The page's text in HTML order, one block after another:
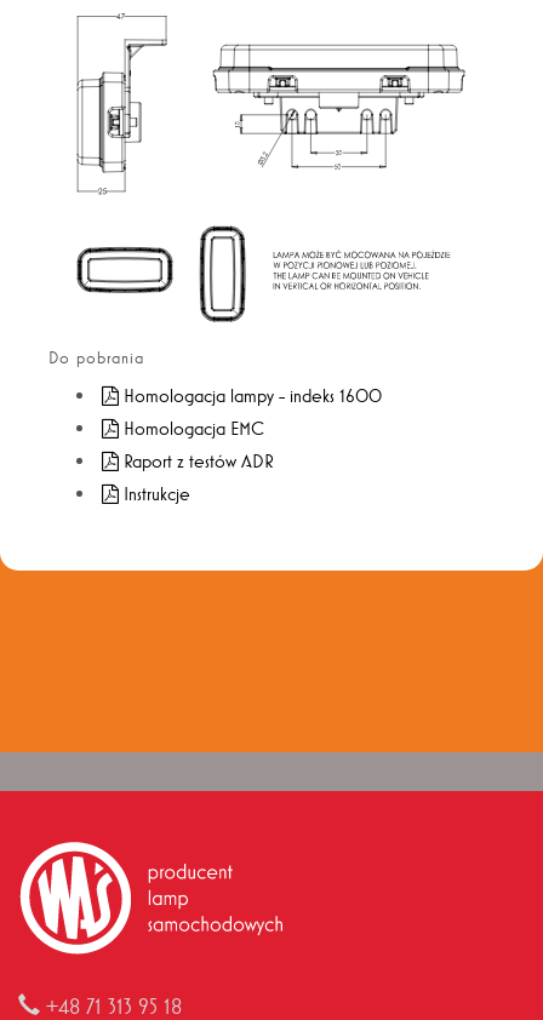
Do pobrania
Homologacja lampy - indeks 1600
Homologacja EMC
Raport z testów ADR
Instrukcje
+48 71 313 95 18